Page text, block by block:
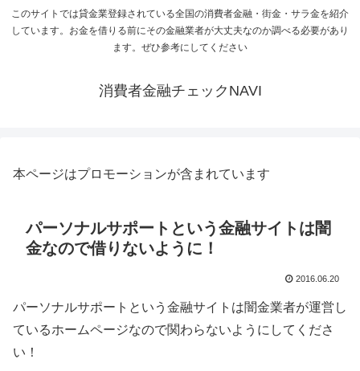
このサイトでは貸金業登録されている全国の消費者金融・街金・サラ金を紹介
しています。お金を借りる前にその金融業者が大丈夫なのか調べる必要があり
ます。ぜひ参考にしてください
消費者金融チェックNAVI
本ページはプロモーションが含まれています
パーソナルサポートという金融サイトは闇
金なので借りないように！
2016.06.20
パーソナルサポートという金融サイトは闇金業者が運営し
ているホームページなので関わらないようにしてくださ
い！